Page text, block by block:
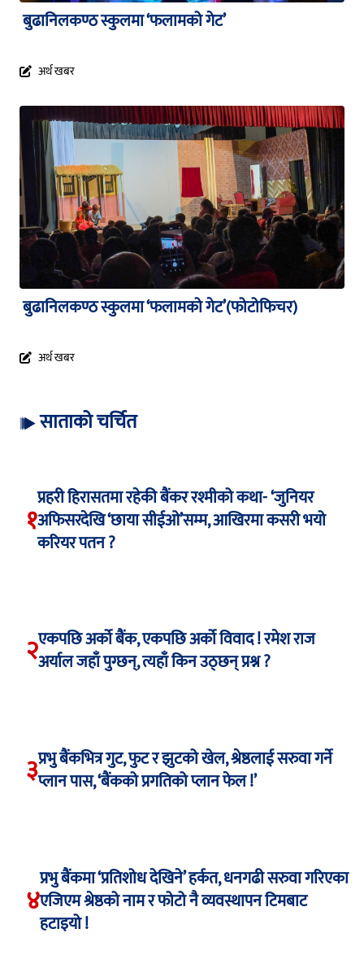
बुढानिलकण्ठ स्कुलमा ‘फलामको गेट’
अर्थ खबर
बुढानिलकण्ठ स्कुलमा ‘फलामको गेट’(फोटोफिचर)
अर्थ खबर
साताको चर्चित
१
प्रहरी हिरासतमा रहेकी बैंकर रश्मीको कथा- ‘जुनियर
अफिसरदेखि ‘छाया सीईओ’सम्म, आखिरमा कसरी भयो
करियर पतन ?
२एकपछि अर्को बैंक, एकपछि अर्को विवाद ! रमेश राज
अर्याल जहाँ पुग्छन्, त्यहाँ किन उठ्छन् प्रश्न ?
३प्रभु बैंकभित्र गुट, फुट र झुटको खेल, श्रेष्ठलाई सरुवा गर्ने
प्लान पास, ‘बैंकको प्रगतिको प्लान फेल !’
४
प्रभु बैंकमा ‘प्रतिशोध देखिने’ हर्कत, धनगढी सरुवा गरिएका
एजिएम श्रेष्ठको नाम र फोटो नै व्यवस्थापन टिमबाट
हटाइयो !